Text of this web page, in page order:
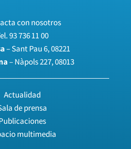
con nosotros
93 736 11 00
– Sant Pau 6, 08221
– Nàpols 227, 08013
Actualidad
de prensa
multimedia